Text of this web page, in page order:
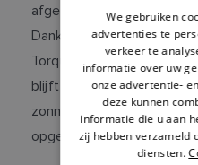
afgedicht en voorzien van
Dankzij deze
Torque 's winters
blijft hij stroom leveren
zonnige dagen per jaar
opgeladen te houden.
We gebruiken
advertenties te
verkeer te
informatie over uw
onze advertentie-
deze kunnen
informatie die u aan
zij hebben verzameld
diensten.